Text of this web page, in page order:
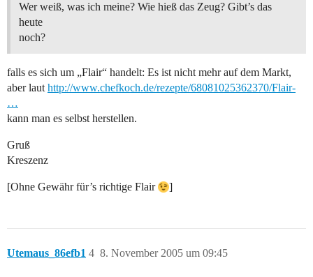
Wer weiß, was ich meine? Wie hieß das Zeug? Gibt’s das
heute
noch?
falls es sich um „Flair“ handelt: Es ist nicht mehr auf dem Markt,
aber laut http://www.chefkoch.de/rezepte/68081025362370/Flair-
…
kann man es selbst herstellen.
Gruß
Kreszenz
[Ohne Gewähr für’s richtige Flair ]
Utemaus_86efb1 8. November 2005 um 09:45
4